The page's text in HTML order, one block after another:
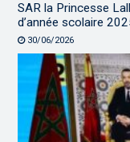
SAR la Princesse
d’année scolaire
30/06/2026